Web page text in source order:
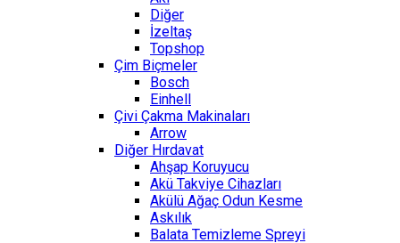
Diğer
İzeltaş
Topshop
Çim Biçmeler
Bosch
Einhell
Çivi Çakma Makinaları
Arrow
Diğer Hırdavat
Ahşap Koruyucu
Akü Takviye Cihazları
Akülü Ağaç Odun Kesme
Askılık
Balata Temizleme Spreyi